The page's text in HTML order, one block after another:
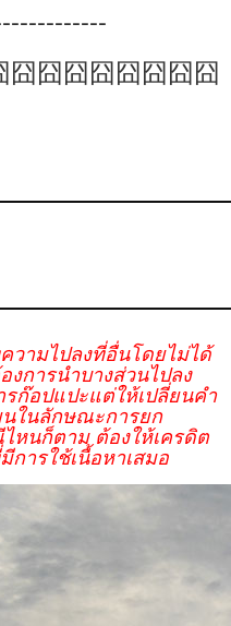
囧囧囧囧囧囧囧
วามไปลงที่อื่นโดยไม่ได้
การนำบางส่วนไปลง
ก๊อปแปะแต่ให้เปลี่ยนคำ
นในลักษณะการยก
หนก็ตาม ต้องให้เครดิต
ารใช้เนื้อหาเสมอ